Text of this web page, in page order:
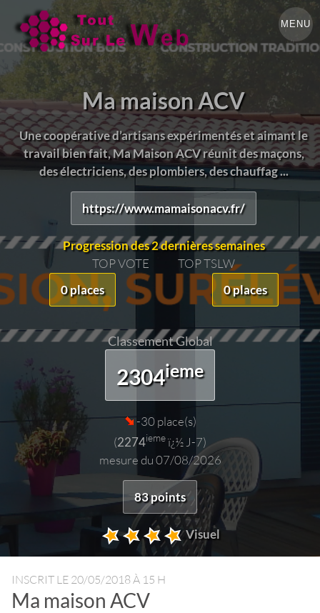
MENU
Ma maison ACV
Une coopérative d’artisans expérimentés et aimant le
travail bien fait, Ma Maison ACV réunit des maçons,
des électriciens, des plombiers, des chauffag ...
https://www.mamaisonacv.fr/
Progression des 2 dernières semaines
TOP VOTE
0 places
TOP TSLW
0 places
Classement Global
2304ieme
-30 place(s)
(2274iemeï¿½ J-7)
mesure du 07/08/2026
83 points
Visuel
INSCRIT LE 20/05/2018 À 15 H
Ma maison ACV